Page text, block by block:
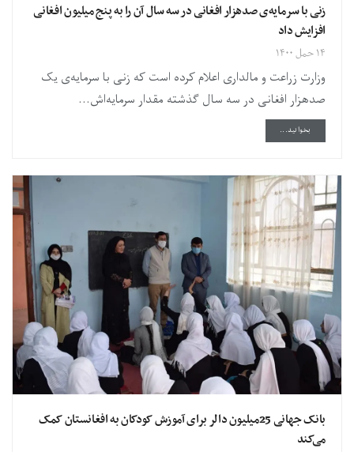
زنی با سرمایه‌ی صدهزار افغانی در سه سال آن را به پنج میلیون افغانی
افزایش داد
۱۴ حمل ۱۴۰۰
وزارت زراعت و مالداری اعلام کرده است که زنی با سرمایه‌ی یک
صدهزار افغانی در سه سال گذشته مقدار سرمایه‌اش...
بخوانید...
بانک جهانی 25میلیون دالر برای آموزش کودکان به افغانستان کمک
می‌کند